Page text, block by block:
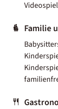
Familie